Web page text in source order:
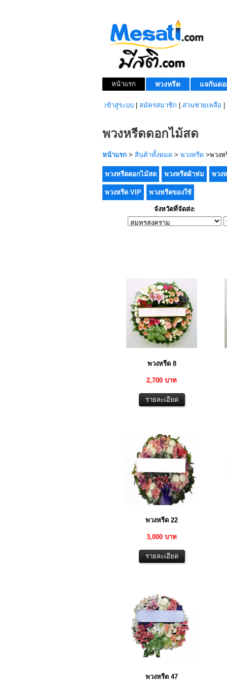
หน้าแรก พวงหรีด แจกันดอ
เข้าสู่ระบบ สมัครสมาชิก ส่วนช่วยเหลือ
พวงหรีดดอกไม้สด
หน้าแรก > สินค้าทั้งหมด > พวงหรีด >พวง
พวงหรีดดอกไม้สด พวงหรีดผ้าห่ม พวง
พวงหรีด VIP พวงหรีดของใช้
จังหวัดที่จัดส่ง:
พวงหรีด 8
2,700 บาท
พวงหรีด 22
3,000 บาท
พวงหรีด 47